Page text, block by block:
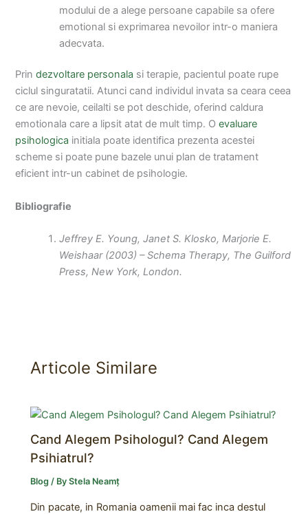
modului de a alege persoane capabile sa ofere
emotional si exprimarea nevoilor intr-o maniera
adecvata.
Prindezvoltare personala si terapie, pacientul poate rupe
ciclul singuratatii. Atunci cand individul invata sa ceara ceea
ce are nevoie, ceilalti se pot deschide, oferind caldura
emotionala care a lipsit atat de mult timp. Oevaluare
psihologica initiala poate identifica prezenta acestei
scheme si poate pune bazele unui plan de tratament
eficient intr-un cabinet de psihologie.
Bibliografie
Jeffrey E. Young, Janet S. Klosko, Marjorie E.
Weishaar (2003) – Schema Therapy, The Guilford
Press, New York, London.
Articole Similare
Cand Alegem Psihologul? Cand Alegem
Psihiatrul?
Blog / ByStela Neamț
Din pacate, in Romania oamenii mai fac inca destul